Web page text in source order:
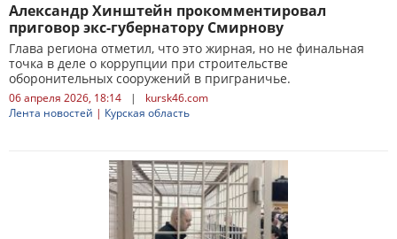
Александр Хинштейн прокомментировал
приговор экс-губернатору Смирнову
Глава региона отметил, что это жирная, но не финальная
точка в деле о коррупции при строительстве
оборонительных сооружений в приграничье.
06 апреля 2026, 18:14 |
kursk46.com
Лента новостей | Курская область